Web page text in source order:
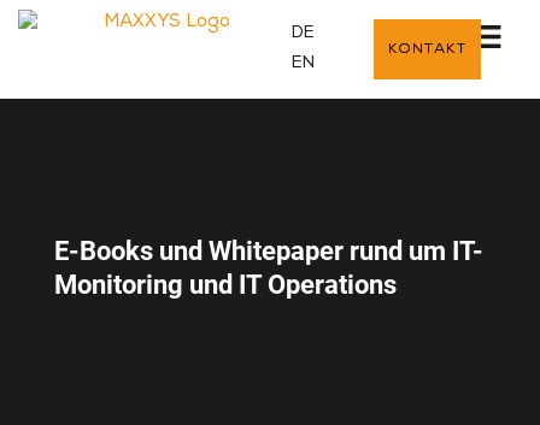
DE
EN
KONTAKT
E-Books und Whitepaper rund um IT-
Monitoring und IT Operations